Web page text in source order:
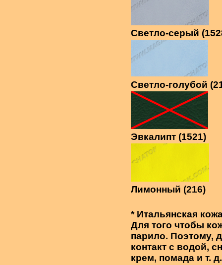
Светло-серый
Светло-голубой
Эвкалипт (1521)
Лимонный (216)
* Итальянская
Для того чтобы
парило. Поэтому,
контакт с водой,
крем, помада и т.